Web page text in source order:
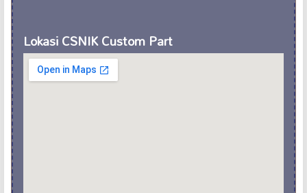
Lokasi CSNIK Custom Part